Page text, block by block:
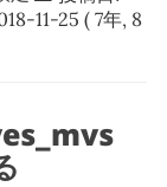
11-25 ( 7年, 8